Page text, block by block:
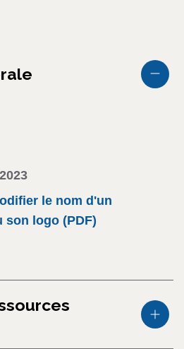
le nom d'un
son logo (PDF)